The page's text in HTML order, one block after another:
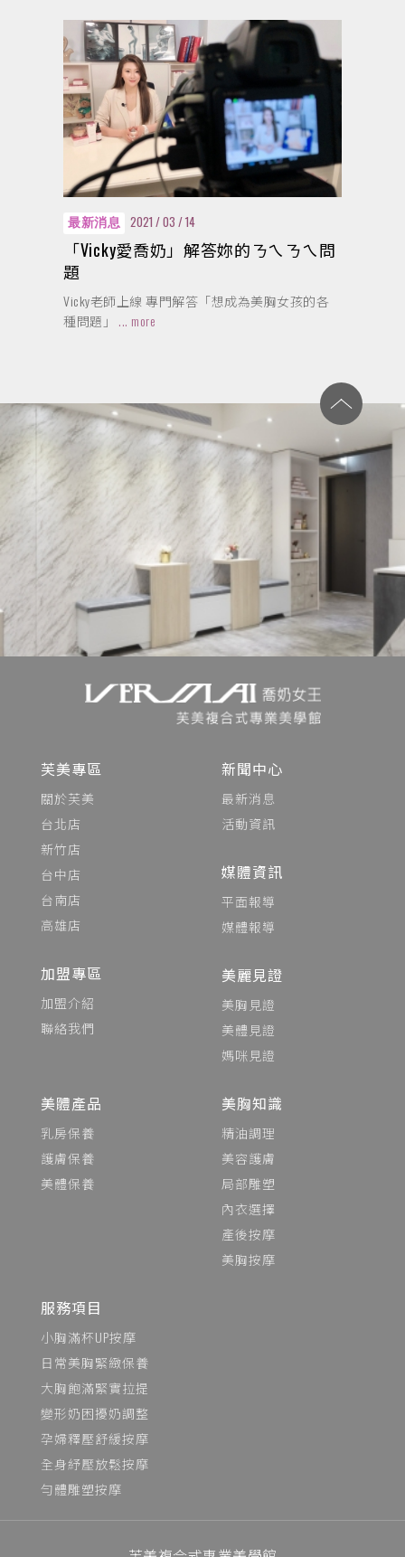
最新消息 2021 / 03 / 14
「Vicky愛喬奶」解答妳的ㄋㄟㄋㄟ問
題
Vicky老師上線 專門解答「想成為美胸女孩的各
種問題」
... more
芙美專區
關於芙美
台北店
新竹店
台中店
台南店
高雄店
加盟專區
加盟介紹
聯絡我們
新聞中心
最新消息
活動資訊
媒體資訊
平面報導
媒體報導
美麗見證
美胸見證
美體見證
媽咪見證
美體產品
乳房保養
護膚保養
美體保養
美胸知識
精油調理
美容護膚
局部雕塑
內衣選擇
產後按摩
美胸按摩
服務項目
小胸滿杯UP按摩
日常美胸緊緻保養
大胸飽滿緊實拉提
變形奶困擾奶調整
孕婦釋壓舒緩按摩
全身紓壓放鬆按摩
勻體雕塑按摩